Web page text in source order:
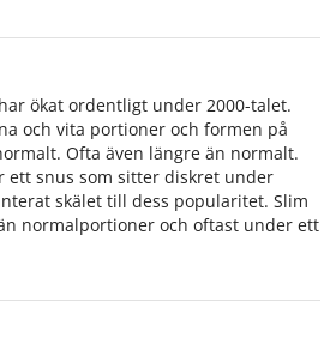
ökat ordentligt under 2000-talet.
och vita portioner och formen på
Ofta även längre än normalt.
ett snus som sitter diskret under
skälet till dess popularitet. Slim
normalportioner och oftast under ett